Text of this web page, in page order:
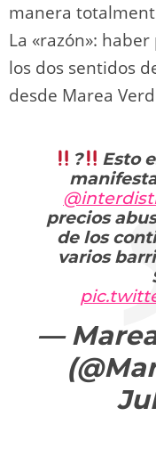
manera
La «razón»:
los dos sentidos
desde Marea
?
Esto
precios
de los
varios
—